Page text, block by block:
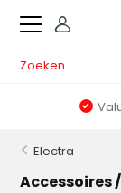
Electra
Accessoires